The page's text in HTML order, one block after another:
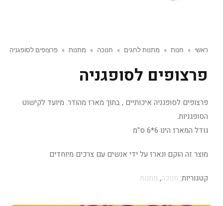
ראשי » חנות » מתנות לחגים » חנוכה » מתנות » פרצופים לסופגניה
פרצופים לסופגניה
פרצופים לסופגניה איכותיים , בתוך מארז מהודר. מיועד לקישוט
הסופגניות.
גודל המארז הינו 6*6 ס"מ
מוצר זה הוקם ונארז על ידי אנשים עם צרכים מיוחדים
קטגוריות: חנוכה, מתנות